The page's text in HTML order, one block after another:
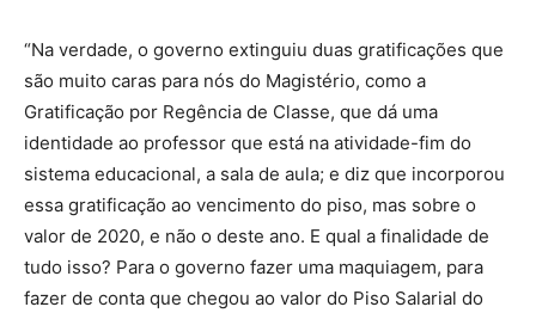
“Na verdade, o governo extinguiu duas gratificações que
são muito caras para nós do Magistério, como a
Gratificação por Regência de Classe, que dá uma
identidade ao professor que está na atividade-fim do
sistema educacional, a sala de aula; e diz que incorporou
essa gratificação ao vencimento do piso, mas sobre o
valor de 2020, e não o deste ano. E qual a finalidade de
tudo isso? Para o governo fazer uma maquiagem, para
fazer de conta que chegou ao valor do Piso Salarial do